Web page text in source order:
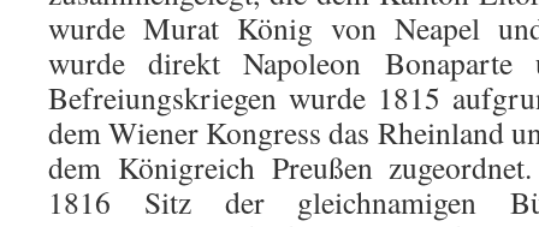
wurde Murat König von Neapel
wurde direkt Napoleon Bonaparte
Befreiungskriegen wurde 1815
dem Wiener Kongress das Rheinland
dem Königreich Preußen
1816 Sitz der gleichnamigen